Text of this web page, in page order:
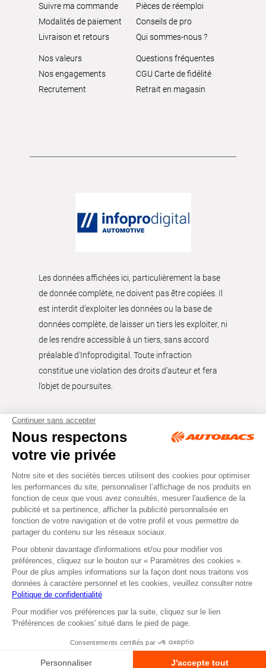
ou
Retirer dans un Centre
Suivre ma commande
Modalités de paiement
Livraison et retours
Pièces de réemploi
Conseils de pro
Qui sommes-nous ?
Nos valeurs
Nos engagements
Recrutement
Questions fréquentes
CGU Carte de fidélité
Retrait en magasin
Les données affichées ici, particulièrement la base
de donnée complète, ne doivent pas être copiées. Il
est interdit d’exploiter les données ou la base de
données complète, de laisser un tiers les exploiter, ni
de les rendre accessible à un tiers, sans accord
préalable d'Infoprodigital. Toute infraction
constitue une violation des droits d’auteur et fera
l’objet de poursuites.
Tous droits réservés © Autobacs
Mentions légales RGPD
Cookies CGV
Facebook Instagram